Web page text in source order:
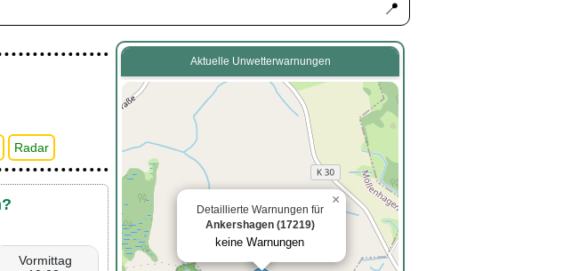
📍
Radar
Vormittag
Aktuelle Unwetterwarnungen
Detaillierte Warnungen für
Ankershagen (17219)
keine Warnungen
×